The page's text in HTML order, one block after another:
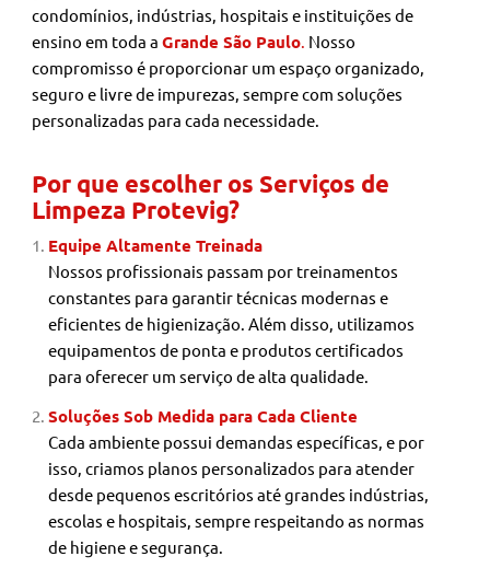
condomínios, indústrias, hospitais e instituições de
ensino em toda aGrande São Paulo Nosso
compromisso é proporcionar um espaço organizado,
seguro e livre de impurezas, sempre com soluções
personalizadas para cada necessidade.
Por que escolher os Serviços de
Limpeza Protevig?
Equipe Altamente Treinada
Nossos profissionais passam por treinamentos
constantes para garantir técnicas modernas e
eficientes de higienização. Além disso, utilizamos
equipamentos de ponta e produtos certificados
para oferecer um serviço de alta qualidade.
Soluções Sob Medida para Cada Cliente
Cada ambiente possui demandas específicas, e por
isso, criamos planos personalizados para atender
desde pequenos escritórios até grandes indústrias,
escolas e hospitais, sempre respeitando as normas
de higiene e segurança.